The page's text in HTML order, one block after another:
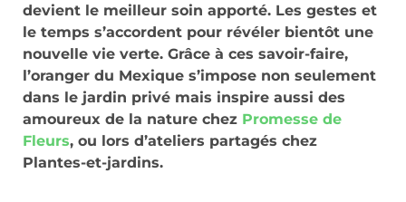
devient le meilleur soin apporté. Les gestes et
le temps s’accordent pour révéler bientôt une
nouvelle vie verte. Grâce à ces savoir-faire,
l’oranger du Mexique s’impose non seulement
dans le jardin privé mais inspire aussi des
amoureux de la nature chez Promesse de
Fleurs, ou lors d’ateliers partagés chez
Plantes-et-jardins.